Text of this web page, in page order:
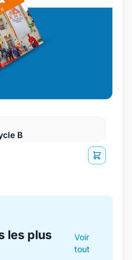
B
les plus
Voir
tout